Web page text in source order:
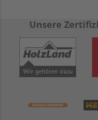
Unsere